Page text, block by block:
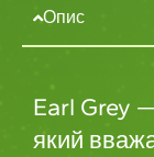
Опис
Earl Grey
який